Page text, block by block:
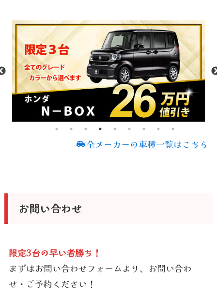
全メーカーの車種一覧はこちら
お問い合わせ
限定3台の早い者勝ち！
まずはお問い合わせフォームより、お問い合わ
せ・ご予約ください！